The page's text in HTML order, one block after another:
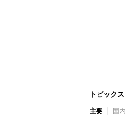
トピックス
主要 国内